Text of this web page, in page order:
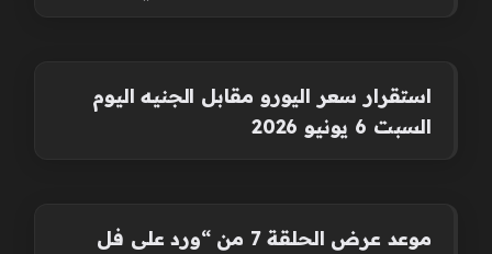
استقرار سعر اليورو مقابل الجنيه اليوم
السبت 6 يونيو 2026
موعد عرض الحلقة 7 من “ورد على فل